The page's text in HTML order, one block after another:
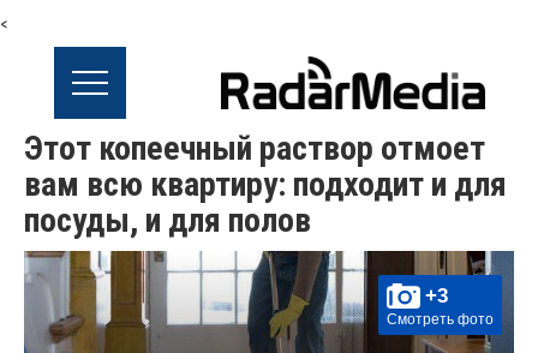
<
Этот копеечный раствор отмоет
вам всю квартиру: подходит и для
посуды, и для полов
+3
Смотреть фото